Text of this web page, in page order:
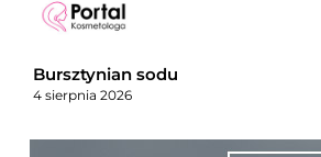
Bursztynian sodu
4 sierpnia 2026